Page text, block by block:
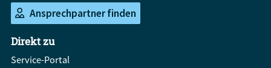
Ansprechpartner finden
Direkt zu
Service-Portal